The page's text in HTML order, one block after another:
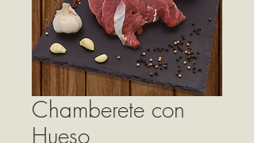
Chamberete con
Hueso